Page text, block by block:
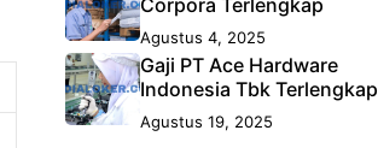
Corpora Terlengkap
Agustus 4, 2025
Gaji PT Ace Hardware
Indonesia Tbk Terlengkap
Agustus 19, 2025